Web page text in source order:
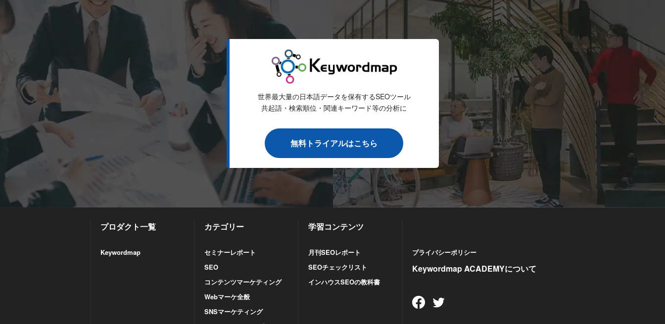
世界最大量の日本語データを保有するSEOツール
共起語・検索順位・関連キーワード等の分析に
無料トライアルはこちら
プロダクト一覧
Keywordmap
カテゴリー
セミナーレポート
SEO
コンテンツマーケティング
Webマーケ全般
SNSマーケティング
学習コンテンツ
月刊SEOレポート
SEOチェックリスト
インハウスSEOの教科書
プライバシーポリシー
Keywordmap ACADEMYについて